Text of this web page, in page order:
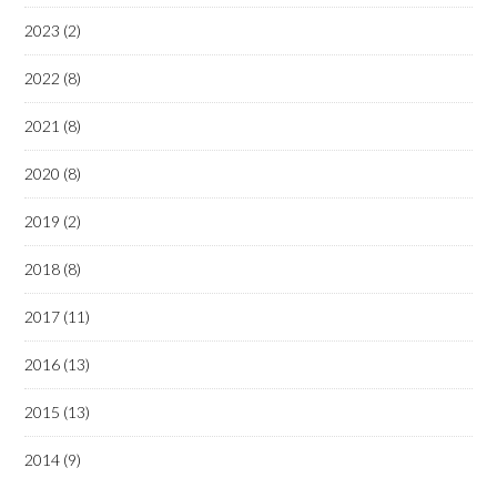
2023 (2)
2022 (8)
2021 (8)
2020 (8)
2019 (2)
2018 (8)
2017 (11)
2016 (13)
2015 (13)
2014 (9)